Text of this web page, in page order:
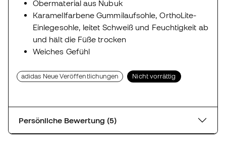
Obermaterial aus Nubuk
Karamellfarbene Gummilaufsohle, OrthoLite-
Einlegesohle, leitet Schweiß und Feuchtigkeit ab
und hält die Füße trocken
Weiches Gefühl
adidas Neue Veröffentlichungen Nicht vorrättig
Persönliche Bewertung (5)